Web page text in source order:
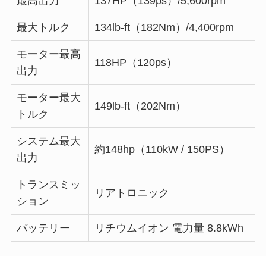
最大トルク 134lb-ft（182Nm）/4,400rpm
モーター最高
出力
118HP（120ps）
モーター最大
トルク
149lb-ft（202Nm）
システム最大
出力
約148hp（110kW / 150PS）
トランスミッ
ション
リアトロニック
バッテリー リチウムイオン 電力量 8.8kWh